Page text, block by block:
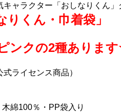
キャラクター「おしなりくん」
りくん・巾着袋」
ンクの2種ありま
式ライセンス商品）
綿100％・PP袋入り